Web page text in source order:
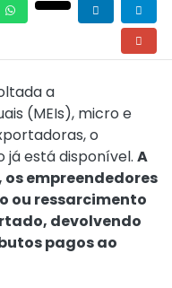
a
(MEIs), micro e
o
já está disponível. A
empreendedores
ou ressarcimento
devolvendo
pagos ao